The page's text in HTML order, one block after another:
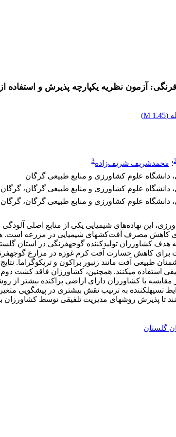
آزمون نظریه یکپارچه پذیرش و استفاده
(
1.45 M
)
2؛ محمدشریف شریف‌زاده3
علوم کشاورزی و منابع طبیعی گرگان
علوم کشاورزی و منابع طبیعی گرگان، گرگان،
علوم کشاورزی و منابع طبیعی گرگان، گرگان،
این نهاده‌های شیمیایی یکی از منابع اصلی
کاهش مصرف آفت‌کش­های شیمیایی در مزرعه است.
برای کاهش خسارت آفت کرم غوزه در مزارع
طبیعی آفت مانند زنبور براکون و تریکوگراما.
استفاده می­کنند. همچنین، کشاورزان فاقد کشت
مقایسه با کشاورزان دارای اراضی پراکنده بیشتر
تسیهل­کننده به ترتیب نقش بیشتری در پیشگویی
تا پذیرش روش­های مدیریت تلفیقی توسط کشاورزان
گلستان